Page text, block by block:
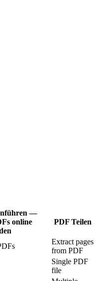
—
online
PDF Teilen
Extract pages
from PDF
Single PDF
file